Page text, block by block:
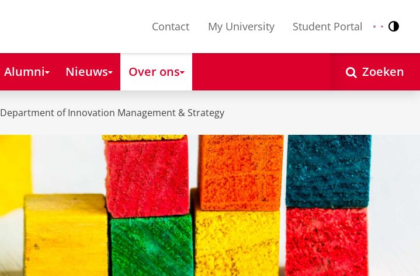
Contact My University Student Portal Nederlands
English
Alumni Nieuws Over ons Zoeken
Department of Innovation Management & Strategy